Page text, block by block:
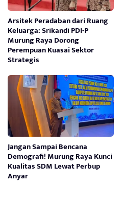
Arsitek Peradaban dari Ruang
Keluarga: Srikandi PDI-P
Murung Raya Dorong
Perempuan Kuasai Sektor
Strategis
Jangan Sampai Bencana
Demografi! Murung Raya Kunci
Kualitas SDM Lewat Perbup
Anyar